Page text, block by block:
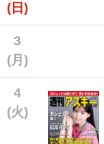
(日)
3
(月)
4
(火)